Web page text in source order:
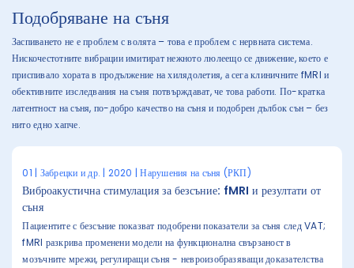
Подобряване на съня
Заспиването не е проблем с волята – това е проблем с нервната система.
Нискочестотните вибрации имитират нежното люлеещо се движение, което е
приспивало хората в продължение на хилядолетия, а сега клиничните fMRI и
обективните изследвания на съня потвърждават, че това работи. По-кратка
латентност на съня, по-добро качество на съня и подобрен дълбок сън – без
нито едно хапче.
01 | Забрецки и др. | 2020 | Нарушения на съня (РКП)
Виброакустична стимулация за безсъние: fMRI и резултати от
съня
Пациентите с безсъние показват подобрени показатели за съня след VAT;
fMRI разкрива променени модели на функционална свързаност в
мозъчните мрежи, регулиращи съня - невроизобразяващи доказателства